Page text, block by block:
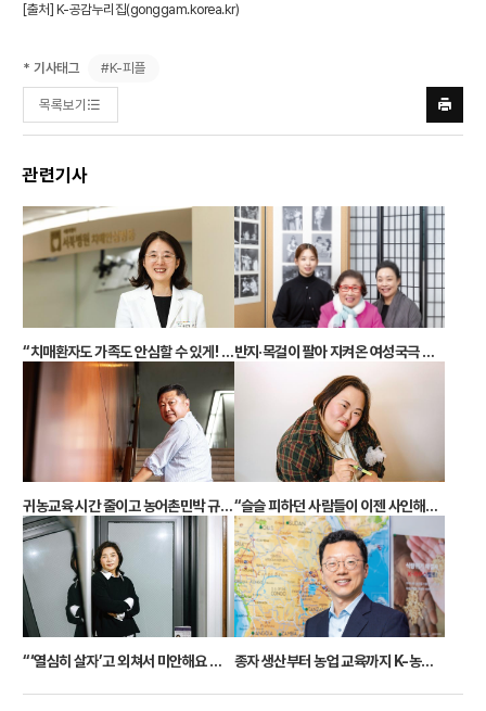
[출처] K-공감누리집(gonggam.korea.kr)
* 기사태그 #K-피플
목록보기
프린트
하기
관련기사
“치매환자도 가족도 안심할 수 있게! 서울 첫 치매안심병원 증세 호전 가정 복귀가 목표” 반지·목걸이 팔아 지켜온 여성국극 딸·손녀로 이어져 “우린 대중문화의 원조”
귀농교육 시간 줄이고 농어촌민박 규제 풀고 “규제는 없애는 것이 아니라 잘 작동되도록 해야” “슬슬 피하던 사람들이 이젠 사인해달래요” 그림이 만든 기적 편견 없는 세상을 그리다
“‘열심히 살자’고 외쳐서 미안해요 이제 내 꿈이 아닌 나를 위해 살아요!” 종자 생산부터 농업 교육까지 K-농업으로 아프리카 식량 혁신!